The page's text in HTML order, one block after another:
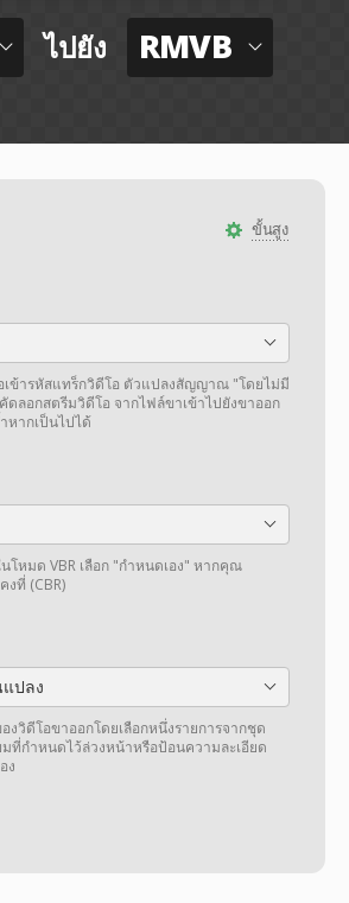
ไปยัง RMVB
ขั้นสูง
ข้ารหัสแทร็กวิดีโอ ตัวแปลงสัญญาณ "โดยไม่มี
ดลอกสตรีมวิดีโอ จากไฟล์ขาเข้าไปยังขาออก
หากเป็นไปได้
หมด VBR เลือก "กำหนดเอง" หากคุณ
งที่ (CBR)
ปลง
งวิดีโอขาออกโดยเลือกหนึ่งรายการจากชุด
ที่กำหนดไว้ล่วงหน้าหรือป้อนความละเอียด
ง